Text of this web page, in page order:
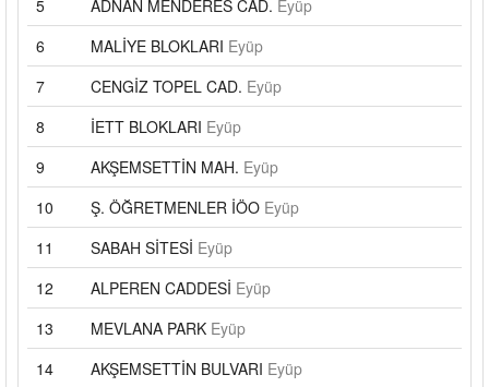
5
ADNAN MENDERES CAD. Eyüp
6
MALİYE BLOKLARI Eyüp
7
CENGİZ TOPEL CAD. Eyüp
8
İETT BLOKLARI Eyüp
9
AKŞEMSETTİN MAH. Eyüp
10
Ş. ÖĞRETMENLER İÖO Eyüp
11
SABAH SİTESİ Eyüp
12
ALPEREN CADDESİ Eyüp
13
MEVLANA PARK Eyüp
14
AKŞEMSETTİN BULVARI Eyüp